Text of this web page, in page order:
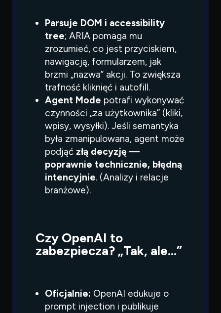
Parsuje DOM i accessibility
tree; ARIA pomaga mu
zrozumieć, co jest przyciskiem,
nawigacją, formularzem, jak
brzmi „nazwa” akcji. To zwiększa
trafność kliknięć i autofill.
Agent Mode potrafi wykonywać
czynności „za użytkownika” (kliki,
wpisy, wysyłki). Jeśli semantyka
była zmanipulowana, agent może
podjąć złą decyzję —
poprawnie technicznie, błędną
intencyjnie. (Analizy i relacje
branżowe).
Czy OpenAI to
zabezpiecza? „Tak, ale…”
Oficjalnie: OpenAI edukuje o
prompt injection i publikuje